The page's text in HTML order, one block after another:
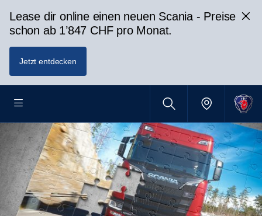
Lease dir online einen neuen Scania - Preise
schon ab 1’847 CHF pro Monat.
Jetzt entdecken